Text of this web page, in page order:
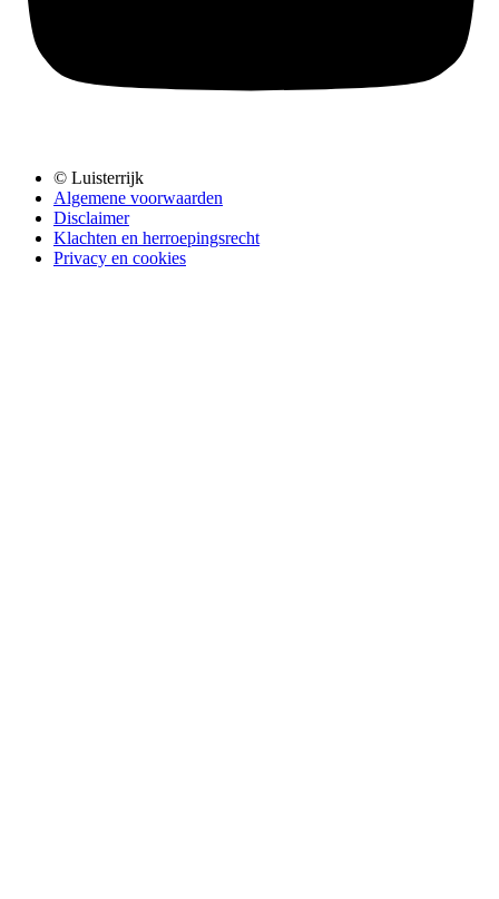
© Luisterrijk
Algemene voorwaarden
Disclaimer
Klachten en herroepingsrecht
Privacy en cookies